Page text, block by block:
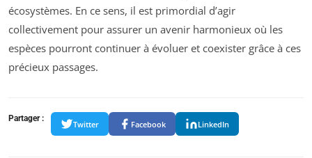
écosystèmes. En ce sens, il est primordial d’agir
collectivement pour assurer un avenir harmonieux où les
espèces pourront continuer à évoluer et coexister grâce à ces
précieux passages.
Partager :
Twitter Facebook LinkedIn